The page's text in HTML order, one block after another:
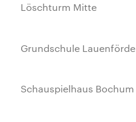
Löschturm Mitte
Grundschule Lauenförde
Schauspielhaus Bochum